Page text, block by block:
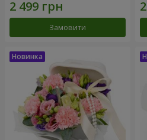
Замовити